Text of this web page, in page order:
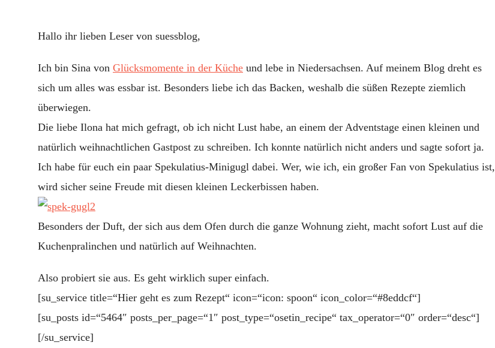
Hallo ihr lieben Leser von suessblog,
Ich bin Sina von Glücksmomente in der Küche und lebe in Niedersachsen. Auf meinem Blog dreht es
sich um alles was essbar ist. Besonders liebe ich das Backen, weshalb die süßen Rezepte ziemlich
überwiegen.
Die liebe Ilona hat mich gefragt, ob ich nicht Lust habe, an einem der Adventstage einen kleinen und
natürlich weihnachtlichen Gastpost zu schreiben. Ich konnte natürlich nicht anders und sagte sofort ja.
Ich habe für euch ein paar Spekulatius-Minigugl dabei. Wer, wie ich, ein großer Fan von Spekulatius ist,
wird sicher seine Freude mit diesen kleinen Leckerbissen haben.
Besonders der Duft, der sich aus dem Ofen durch die ganze Wohnung zieht, macht sofort Lust auf die
Kuchenpralinchen und natürlich auf Weihnachten.
Also probiert sie aus. Es geht wirklich super einfach.
[su_service title=“Hier geht es zum Rezept“ icon=“icon: spoon“ icon_color=“#8eddcf“]
[su_posts id=“5464″ posts_per_page=“1″ post_type=“osetin_recipe“ tax_operator=“0″ order=“desc“]
[/su_service]